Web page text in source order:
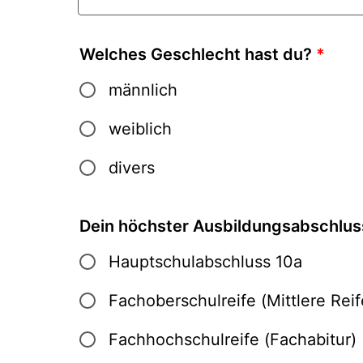
Welches Geschlecht hast du? *
männlich
weiblich
divers
Dein höchster
Hauptschulabschluss 10a
Fachoberschulreife (Mittlere
Fachhochschulreife (Fachabitur)